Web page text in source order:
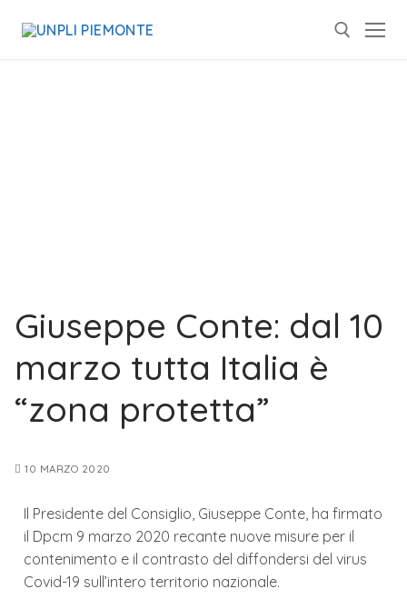
Giuseppe Conte: dal 10
marzo tutta Italia è
“zona protetta”
10 MARZO 2020
Il Presidente del Consiglio, Giuseppe Conte, ha firmato
il Dpcm 9 marzo 2020 recante nuove misure per il
contenimento e il contrasto del diffondersi del virus
Covid-19 sull’intero territorio nazionale.